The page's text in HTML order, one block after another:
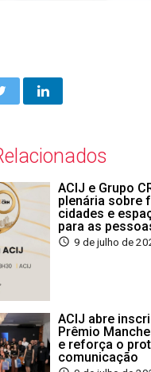
ACIJ e Grupo
plenária sobre
cidades e
para as
9 de julho de
ACIJ abre
Prêmio
e reforça o
comunicação